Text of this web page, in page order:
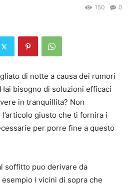
0
150
di notte a causa dei rumori
bisogno di soluzioni efficaci
in tranquillita? Non
giusto che ti fornira i
per porre fine a questo
soffitto puo derivare da
i vicini di sopra che